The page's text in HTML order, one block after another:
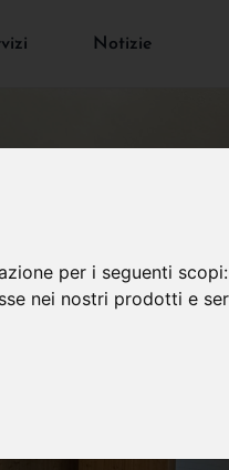
per i seguenti scopi:
nei nostri prodotti e
Notizie